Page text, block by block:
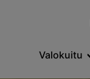
Valokuitu